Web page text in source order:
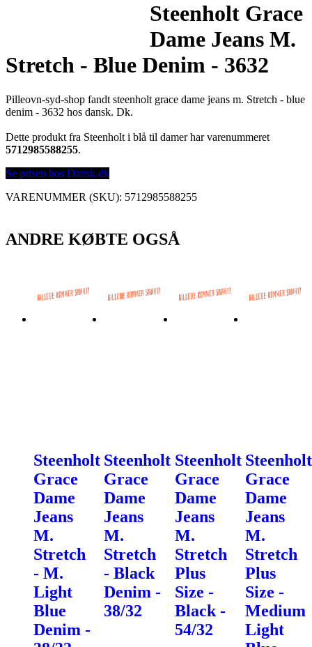
Steenholt Grace
Dame Jeans M.
Stretch - Blue Denim - 3632
Pilleovn-syd-shop fandt steenholt grace dame jeans m. Stretch - blue
denim - 3632 hos dansk. Dk.
Dette produkt fra Steenholt i blå til damer har varenummeret
5712985588255.
Se prisen hos Dansk.dk
VARENUMMER (SKU): 5712985588255
ANDRE KØBTE OGSÅ
Steenholt
Grace
Dame
Jeans
M.
Stretch
- M.
Light
Blue
Denim -
Steenholt
Grace
Dame
Jeans
M.
Stretch
- Black
Denim -
38/32
Steenholt
Grace
Dame
Jeans
M.
Stretch
Plus
Size -
Black -
54/32
Steenholt
Grace
Dame
Jeans
M.
Stretch
Plus
Size -
Medium
Light